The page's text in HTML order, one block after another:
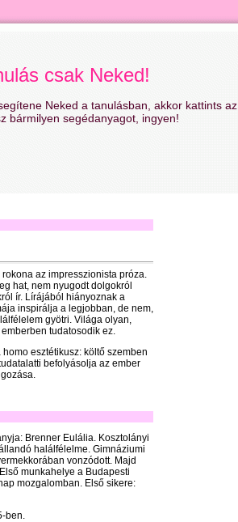
csak Neked!
Neked a tanulásban, akkor kattints az
bármilyen segédanyagot, ingyen!
az impresszionista próza.
hat, nem nyugodt dolgokról
ír. Lírájából hiányoznak a
inspirálja a legjobban, de nem,
gyötri. Világa olyan,
tudatosodik ez.
esztétikusz: költő szemben
befolyásolja az ember
Brenner Eulália. Kosztolányi
halálfélelme. Gimnáziumi
vonzódott. Majd
munkahelye a Budapesti
mozgalomban. Első sikere:
ben.